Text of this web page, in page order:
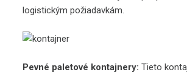
logistickým požiadavkám.
Pevné paletové kontajnery: Tieto